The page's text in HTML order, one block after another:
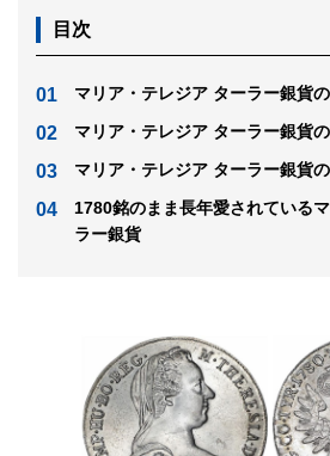
目次
マリア・テレジア ターラー銀貨
マリア・テレジア ターラー銀貨
マリア・テレジア ターラー銀貨
1780銘のまま長年愛されている
ラー銀貨